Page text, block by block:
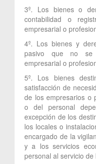
3º. Los bienes o
contabilidad o
empresarial o
4º. Los bienes y
pasivo que no se
empresarial o
5º. Los bienes
satisfacción de
de los empresarios o
o del personal
excepción de los
los locales o
encargado de la
y a los servicios
personal al servicio de